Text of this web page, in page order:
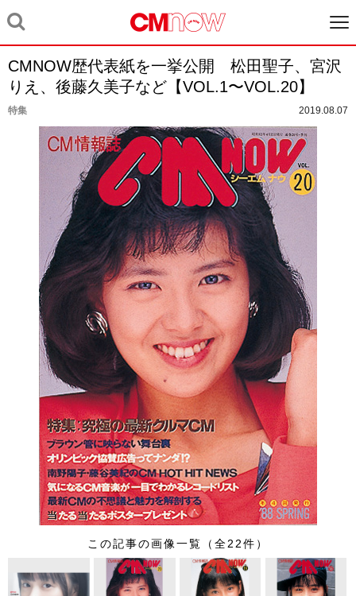
CMNOW歴代表紙を一挙公開 松田聖子、宮沢
りえ、後藤久美子など【VOL.1〜VOL.20】
特集 2019.08.07
この記事の画像一覧（全22件）